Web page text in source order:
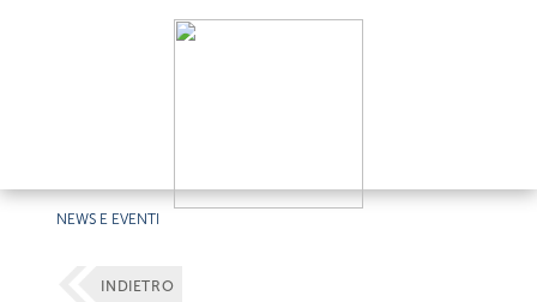
NEWS E EVENTI
INDIETRO